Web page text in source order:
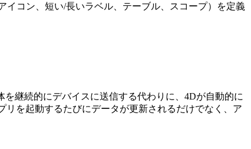
イコン、短い/長いラベル、テーブル、スコープ）を定義
継続的にデバイスに送信する代わりに、4Dが自動的に
を起動するたびにデータが更新されるだけでなく、ア